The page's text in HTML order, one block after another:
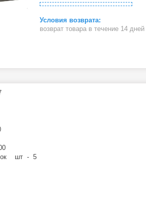
возврат товара в течение 14 дней
шт - 5